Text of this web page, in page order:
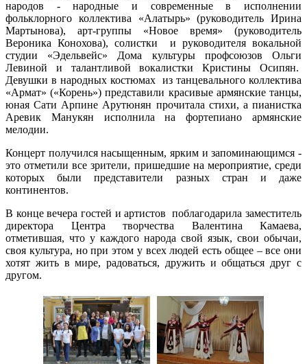
народов - народные и современные в исполнении
фольклорного коллектива «Алатырь» (руководитель Ирина
Мартынова), арт-группы «Новое время» (руководитель
Вероника Конохова), солистки и руководителя вокальной
студии «Эдельвейс» Дома культуры профсоюзов Ольги
Левиной и талантливой вокалистки Кристины Осипян.
Девушки в народных костюмах из танцевального коллектива
«Армат» («Корень») представили красивые армянские танцы,
юная Сати Арпине Арутюнян прочитала стихи, а пианистка
Аревик Манукян исполнила на фортепиано армянские
мелодии.
Концерт получился насыщенным, ярким и запоминающимся -
это отметили все зрители, пришедшие на мероприятие, среди
которых были представители разных стран и даже
континентов.
В конце вечера гостей и артистов поблагодарила заместитель
директора Центра творчества Валентина Камаева,
отметившая, что у каждого народа свой язык, свои обычаи,
своя культура, но при этом у всех людей есть общее – все они
хотят жить в мире, радоваться, дружить и общаться друг с
другом.